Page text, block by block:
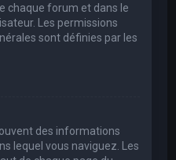
chaque forum et dans le
Les permissions
sont définies par les
des informations
lequel vous naviguez. Les